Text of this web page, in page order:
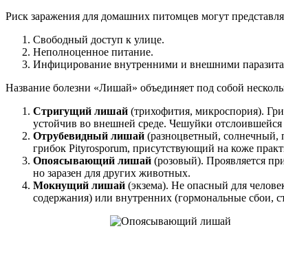
Риск заражения для домашних питомцев могут
Свободный доступ к улице.
Неполноценное питание.
Инфицирование внутренними и внешними
Название болезни «Лишай» объединяет под собой
Стригущий лишай (трихофития, микроспория).
устойчив во внешней среде. Чешуйки
Отрубевидный лишай (разноцветный, солнечный,
грибок Pityrosporum, присутствующий на коже
Опоясывающий лишай (розовый). Проявляется
но заразен для других животных.
Мокнущий лишай (экзема). Не опасный для
содержания) или внутренних (гормональные сбои,